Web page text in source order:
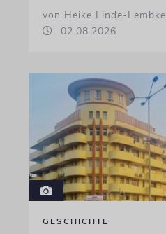
von Heike Linde-Lembke
02.08.2026
GESCHICHTE